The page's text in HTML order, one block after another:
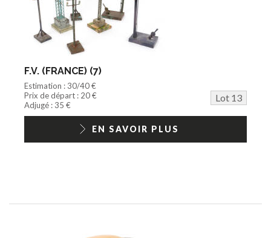
F.V. (FRANCE) (7)
Estimation : 30/40 €
Prix de départ : 20 €
Lot 13
Adjugé : 35 €
EN SAVOIR PLUS